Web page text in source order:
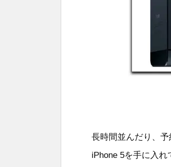
長時間並んだり、
iPhone 5を手に入